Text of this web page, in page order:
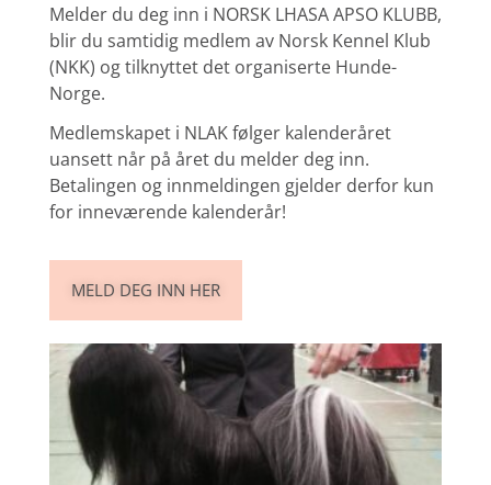
Melder du deg inn i NORSK LHASA APSO KLUBB,
blir du samtidig medlem av Norsk Kennel Klub
(NKK) og tilknyttet det organiserte Hunde-
Norge.
Medlemskapet i NLAK følger kalenderåret
uansett når på året du melder deg inn.
Betalingen og innmeldingen gjelder derfor kun
for inneværende kalenderår!
MELD DEG INN HER